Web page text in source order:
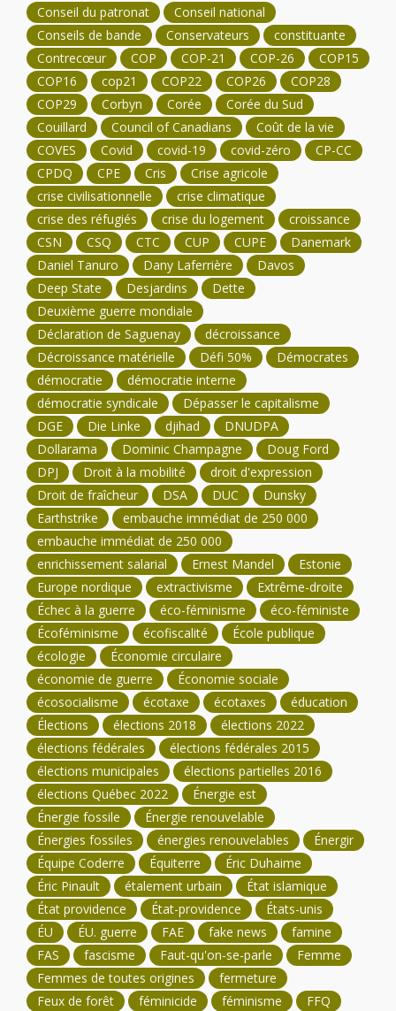
Conseil du patronat
Conseil national
Conseils de bande
Conservateurs
constituante
Contrecœur
COP COP-21 COP-26
COP15
COP16
cop21 COP22 COP26
COP28
COP29
Corbyn Corée
Corée du Sud
Couillard
Council of Canadians
Coût de la vie
COVES
Covid covid-19 covid-zéro
CP-CC
CPDQ
CPE Cris
Crise agricole
crise civilisationnelle
crise climatique
crise des réfugiés
crise du logement
croissance
CSN
CSQ CTC CUP CUPE
Danemark
Daniel Tanuro
Dany Laferrière
Davos
Deep State
Desjardins
Dette
Deuxième guerre mondiale
Déclaration de Saguenay
décroissance
Décroissance matérielle
Défi 50%
Démocrates
démocratie
démocratie interne
démocratie syndicale
Dépasser le capitalisme
DGE
Die Linke djihad
DNUDPA
Dollarama
Dominic Champagne
Doug Ford
DPJ
Droit à la mobilité
droit d'expression
Droit de fraîcheur
DSA DUC
Dunsky
Earthstrike
embauche immédiat de 250 000
embauche immédiat de 250 000
enrichissement salarial
Ernest Mandel
Estonie
Europe nordique
extractivisme
Extrême-droite
Échec à la guerre
éco-féminisme
éco-féministe
Écoféminisme
écofiscalité
École publique
écologie
Économie circulaire
économie de guerre
Économie sociale
écosocialisme
écotaxe écotaxes
éducation
Élections
élections 2018
élections 2022
élections fédérales
élections fédérales 2015
élections municipales
élections partielles 2016
élections Québec 2022
Énergie est
Énergie fossile
Énergie renouvelable
Énergies fossiles
énergies renouvelables
Énergir
Équipe Coderre
Équiterre
Éric Duhaime
Éric Pinault
étalement urbain
État islamique
État providence
État-providence
États-unis
ÉU
ÉU. guerre FAE fake news
famine
FAS
fascisme Faut-qu'on-se-parle
Femme
Femmes de toutes origines
fermeture
Feux de forêt
féminicide féminisme FFQ